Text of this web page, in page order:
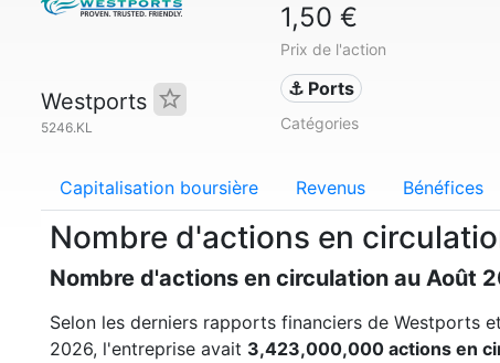
Westports
5246.KL
1,50 €
Prix de l'action
⚓ Ports
Catégories
Capitalisation boursière Revenus Bénéfices
Nombre d'actions en
Nombre d'actions en circulation au Août
Selon les derniers rapports financiers de Westports
2026, l'entreprise avait 3,423,000,000 actions en